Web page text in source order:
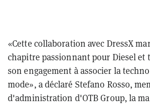
«Cette collaboration avec DressX
chapitre passionnant pour Diesel et
son engagement à associer la
mode», a déclaré Stefano Rosso,
d'administration d'OTB Group, la